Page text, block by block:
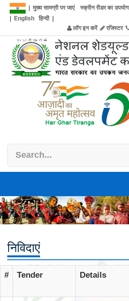
मुख्य सामग्री पर जाएं स्क्रीन रीडर का उपयोग
English हिन्दी|
लॉग इन करें
रजिस्टर
निविदाएं
# Tender Details